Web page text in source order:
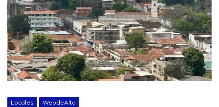
Locales WebdeAlta